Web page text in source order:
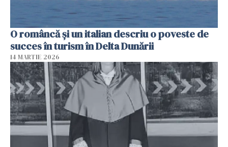
O româncă și un italian descriu o poveste de
succes în turism în Delta Dunării
14 MARTIE 2026